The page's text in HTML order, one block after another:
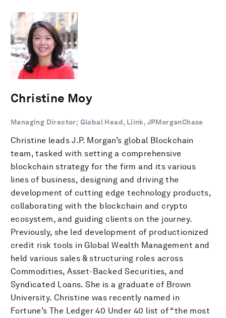
Christine Moy
Managing Director; Global Head, Liink, JPMorganChase
Christine leads J.P. Morgan’s global Blockchain
team, tasked with setting a comprehensive
blockchain strategy for the firm and its various
lines of business, designing and driving the
development of cutting edge technology products,
collaborating with the blockchain and crypto
ecosystem, and guiding clients on the journey.
Previously, she led development of productionized
credit risk tools in Global Wealth Management and
held various sales & structuring roles across
Commodities, Asset-Backed Securities, and
Syndicated Loans. She is a graduate of Brown
University. Christine was recently named in
Fortune’s The Ledger 40 Under 40 list of “the most